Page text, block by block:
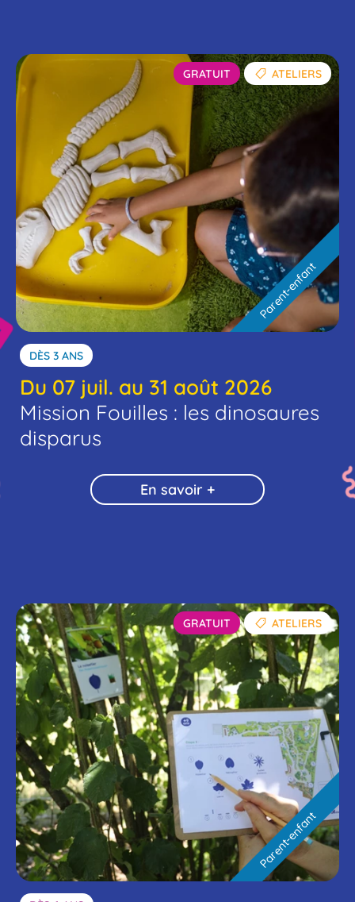
Parent-enfant Gratuit
Rechercher
GRATUIT ATELIERS
Parent-enfant
DÈS 3 ANS
Du 07 juil. au 31 août 2026
Mission Fouilles : les dinosaures
disparus
En savoir +
GRATUIT ATELIERS
Parent-enfant